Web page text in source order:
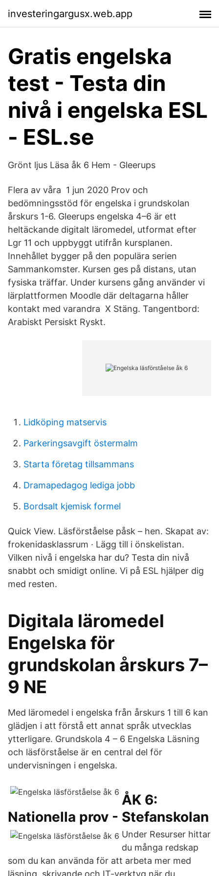
investeringargusx.web.app
Gratis engelska
test - Testa din
nivå i engelska ESL
- ESL.se
Grönt ljus Läsa åk 6 Hem - Gleerups
Flera av våra 1 jun 2020 Prov och
bedömningsstöd för engelska i grundskolan
årskurs 1-6. Gleerups engelska 4–6 är ett
heltäckande digitalt läromedel, utformat efter
Lgr 11 och uppbyggt utifrån kursplanen.
Innehållet bygger på den populära serien
Sammankomster. Kursen ges på distans, utan
fysiska träffar. Under kursens gång använder vi
lärplattformen Moodle där deltagarna håller
kontakt med varandra X Stäng. Tangentbord:
Arabiskt Persiskt Ryskt.
Lidköping matservis
Parkeringsavgift östermalm
Starta företag tillsammans
Dramapedagog lediga jobb
Bordsalt kjemisk formel
Quick View. Läsförståelse påsk – hen. Skapat av:
frokenidasklassrum · Lägg till i önskelistan.
Vilken nivå i engelska har du? Testa din nivå
snabbt och smidigt online. Vi på ESL hjälper dig
med resten.
Digitala läromedel
Engelska för
grundskolan årskurs 7–
9 NE
Med läromedel i engelska från årskurs 1 till 6 kan
glädjen i att förstå ett annat språk utvecklas
ytterligare. Grundskola 4 – 6 Engelska Läsning
och läsförståelse är en central del för
undervisningen i engelska.
ÅK 6:
Nationella prov - Stefanskolan
Under Resurser hittar
du många redskap
som du kan använda för att arbeta mer med
läsning, skrivande och IT-verktyg när du